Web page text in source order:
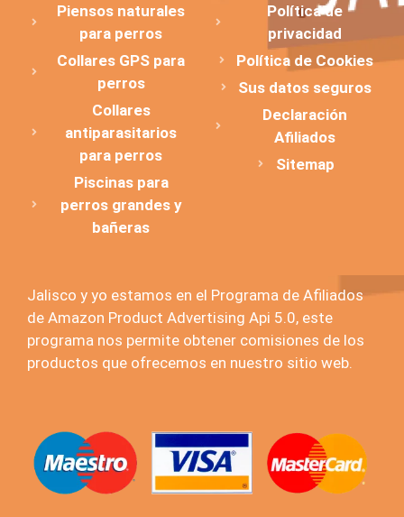
Piensos naturales
para perros
Collares GPS para
perros
Collares
antiparasitarios
para perros
Piscinas para
perros grandes y
bañeras
Política de
privacidad
Política de Cookies
Sus datos seguros
Declaración
Afiliados
Sitemap
Jalisco y yo estamos en el Programa de Afiliados
de Amazon Product Advertising Api 5.0, este
programa nos permite obtener comisiones de los
productos que ofrecemos en nuestro sitio web.